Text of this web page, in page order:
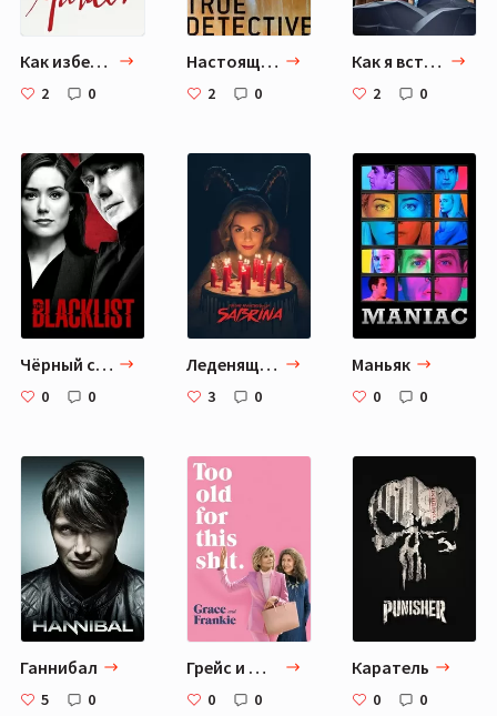
Как избежать наказания за убийство
2 0
Настоящий детектив
2 0
Как я встретил вашу маму
2 0
Чёрный список
0 0
Леденящие душу приключения Сабрины
3 0
Маньяк
0 0
Ганнибал
5 0
Грейс и Фрэнки
0 0
Каратель
0 0